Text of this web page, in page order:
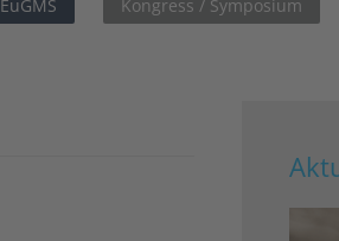
EuGMS Kongress / Symposium